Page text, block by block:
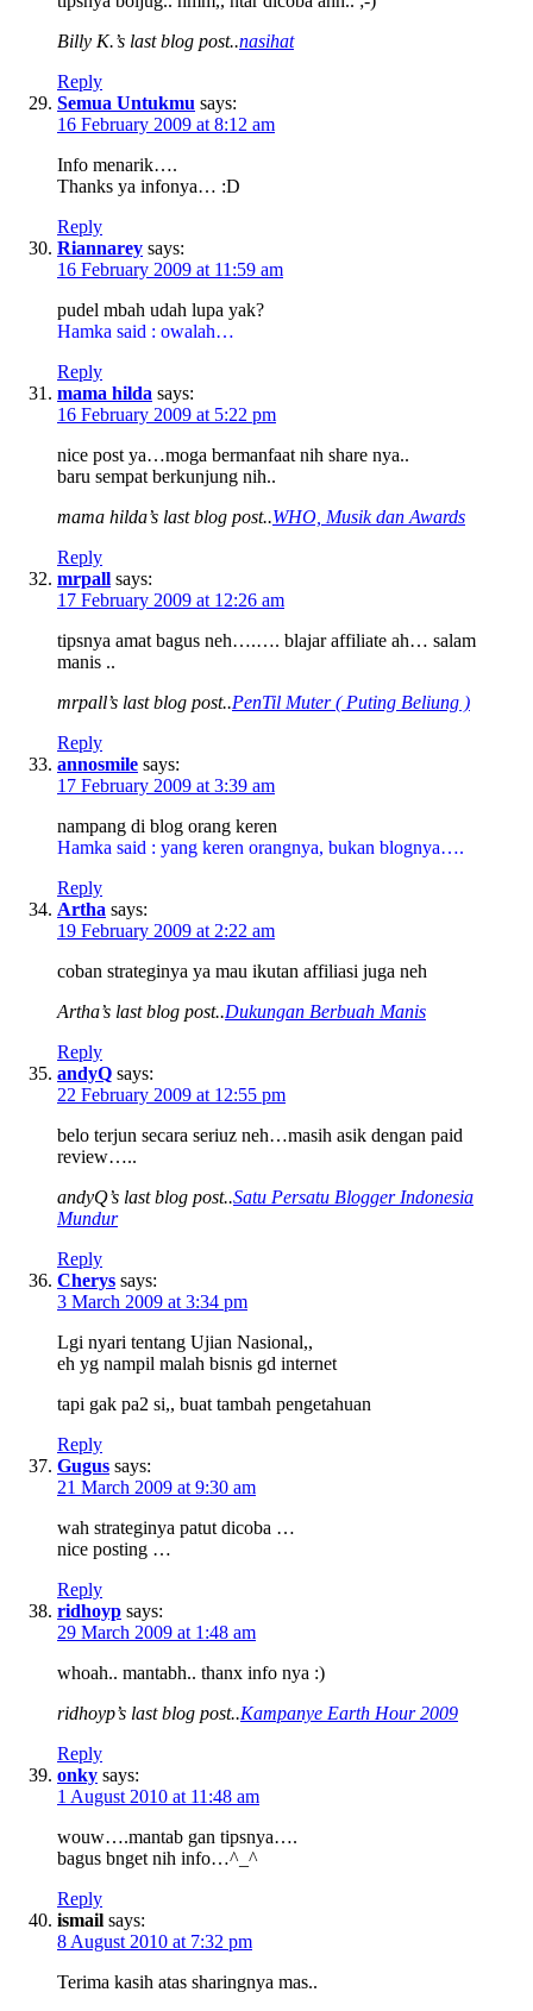
Billy K.’s last blog post..nasihat
Reply
Semua Untukmu says:
16 February 2009 at 8:12 am
Info menarik….
Thanks ya infonya… :D
Reply
Riannarey says:
16 February 2009 at 11:59 am
pudel mbah udah lupa yak?
Hamka said : owalah…
Reply
mama hilda says:
16 February 2009 at 5:22 pm
nice post ya…moga bermanfaat nih share nya..
baru sempat berkunjung nih..
mama hilda’s last blog post..WHO, Musik dan Awards
Reply
mrpall says:
17 February 2009 at 12:26 am
tipsnya amat bagus neh….…. blajar affiliate ah… salam
manis ..
mrpall’s last blog post..PenTil Muter ( Puting Beliung )
Reply
annosmile says:
17 February 2009 at 3:39 am
nampang di blog orang keren
Hamka said : yang keren orangnya, bukan blognya….
Reply
Artha says:
19 February 2009 at 2:22 am
coban strateginya ya mau ikutan affiliasi juga neh
Artha’s last blog post..Dukungan Berbuah Manis
Reply
andyQ says:
22 February 2009 at 12:55 pm
belo terjun secara seriuz neh…masih asik dengan paid
review…..
andyQ’s last blog post..Satu Persatu Blogger Indonesia
Mundur
Reply
Cherys says:
3 March 2009 at 3:34 pm
Lgi nyari tentang Ujian Nasional,,
eh yg nampil malah bisnis gd internet
tapi gak pa2 si,, buat tambah pengetahuan
Reply
Gugus says:
21 March 2009 at 9:30 am
wah strateginya patut dicoba …
nice posting …
Reply
ridhoyp says:
29 March 2009 at 1:48 am
whoah.. mantabh.. thanx info nya :)
ridhoyp’s last blog post..Kampanye Earth Hour 2009
Reply
onky says:
1 August 2010 at 11:48 am
wouw….mantab gan tipsnya….
bagus bnget nih info…^_^
Reply
ismail says:
8 August 2010 at 7:32 pm
Terima kasih atas sharingnya mas..